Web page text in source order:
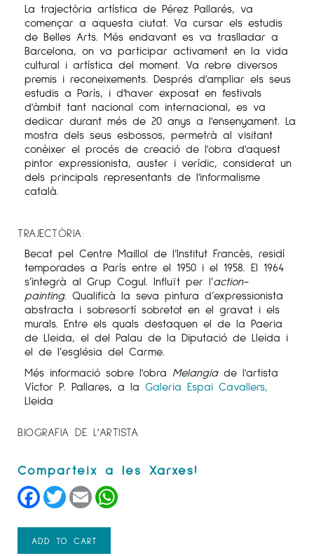
La trajectòria artística de Pérez Pallarés, va
començar a aquesta ciutat. Va cursar els estudis
de Belles Arts. Més endavant es va traslladar a
Barcelona, on va participar activament en la vida
cultural i artística del moment. Va rebre diversos
premis i reconeixements. Després d'ampliar els seus
estudis a París, i d'haver exposat en festivals
d'àmbit tant nacional com internacional, es va
dedicar durant més de 20 anys a l'ensenyament. La
mostra dels seus esbossos, permetrà al visitant
conèixer el procés de creació de l'obra d'aquest
pintor expressionista, auster i verídic, considerat un
dels principals representants de l'informalisme
català.
TRAJECTÒRIA:
Becat pel Centre Maillol de l’Institut Francès, residí
temporades a París entre el 1950 i el 1958. El 1964
s’integrà al Grup Cogul. Influït per l’action-
painting. Qualificà la seva pintura d’expressionista
abstracta i sobresortí sobretot en el gravat i els
murals. Entre els quals destaquen el de la Paeria
de Lleida, el del Palau de la Diputació de Lleida i
el de l’església del Carme.
Més informació sobre l'obra Melangia de l'artista
Víctor P. Pallares, a la Galeria Espai Cavallers,
Lleida
BIOGRAFIA DE L'ARTISTA
Facebook
TwitterEmail
ADD TO CART